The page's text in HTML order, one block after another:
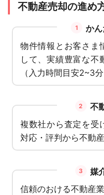
不動産売却の進め
1
か
物件情報とお客さま
して、実績豊富な不
（入力時間目安2~3分
2
不
複数社から査定を受
対応・評判から不動産
3
媒
信頼のおける不動産